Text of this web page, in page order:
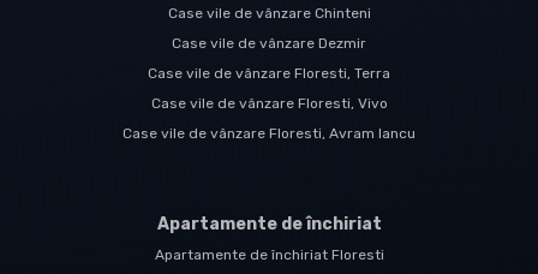
Case vile de vânzare Chinteni
Case vile de vânzare Dezmir
Case vile de vânzare Floresti, Terra
Case vile de vânzare Floresti, Vivo
Case vile de vânzare Floresti, Avram Iancu
Apartamente de închiriat
Apartamente de închiriat Floresti